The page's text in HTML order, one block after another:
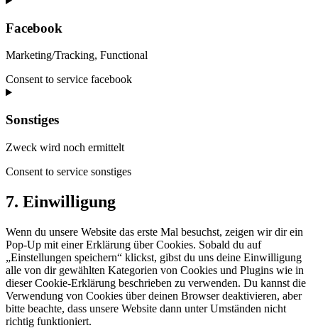
Facebook
Marketing/Tracking, Functional
Consent to service facebook
Sonstiges
Zweck wird noch ermittelt
Consent to service sonstiges
7. Einwilligung
Wenn du unsere Website das erste Mal besuchst, zeigen wir dir ein
Pop-Up mit einer Erklärung über Cookies. Sobald du auf
„Einstellungen speichern“ klickst, gibst du uns deine Einwilligung
alle von dir gewählten Kategorien von Cookies und Plugins wie in
dieser Cookie-Erklärung beschrieben zu verwenden. Du kannst die
Verwendung von Cookies über deinen Browser deaktivieren, aber
bitte beachte, dass unsere Website dann unter Umständen nicht
richtig funktioniert.